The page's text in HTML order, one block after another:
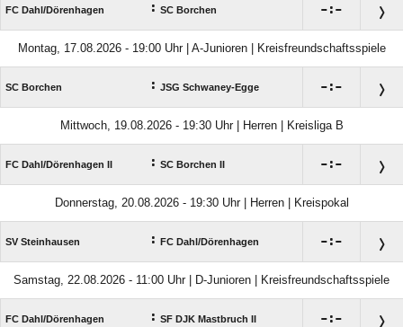
FC Dahl/​Dörenhagen : SC Borchen :
Montag, 17.08.2026 - 19:00 Uhr | A-Junioren | Kreisfreundschaftsspiele
SC Borchen : JSG Schwaney-Egge :
Mittwoch, 19.08.2026 - 19:30 Uhr | Herren | Kreisliga B
FC Dahl/​Dörenhagen II : SC Borchen II :
Donnerstag, 20.08.2026 - 19:30 Uhr | Herren | Kreispokal
SV Steinhausen : FC Dahl/​Dörenhagen :
Samstag, 22.08.2026 - 11:00 Uhr | D-Junioren | Kreisfreundschaftsspiele
FC Dahl/​Dörenhagen : SF DJK Mastbruch II :